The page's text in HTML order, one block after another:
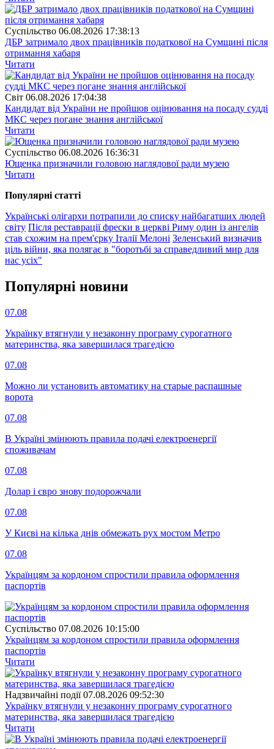
Суспiльство 06.08.2026 17:38:13
ДБР затримало двох працівників податкової на Сумщині після
отримання хабаря
Читати
Свiт 06.08.2026 17:04:38
Кандидат від України не пройшов оцінювання на посаду судді
МКС через погане знання англійської
Читати
Суспiльство 06.08.2026 16:36:31
Ющенка призначили головою наглядової ради музею
Читати
Популярнi статтi
Українські олігархи потрапили до списку найбагатших людей
світу Після реставрації фрески в церкві Риму один із ангелів
став схожим на прем'єрку Італії Мелоні Зеленський визначив
ціль війни, яка полягає в "боротьбі за справедливий мир для
нас усіх"
Популярнi новини
07.08
Українку втягнули у незаконну програму сурогатного
материнства, яка завершилася трагедією
07.08
Можно ли установить автоматику на старые распашные
ворота
07.08
В Україні змінюють правила подачі електроенергії
споживачам
07.08
Долар і євро знову подорожчали
07.08
У Києві на кілька днів обмежать рух мостом Метро
07.08
Українцям за кордоном спростили правила оформлення
паспортів
Суспiльство 07.08.2026 10:15:00
Українцям за кордоном спростили правила оформлення
паспортів
Читати
Надзвичайні події 07.08.2026 09:52:30
Українку втягнули у незаконну програму сурогатного
материнства, яка завершилася трагедією
Читати